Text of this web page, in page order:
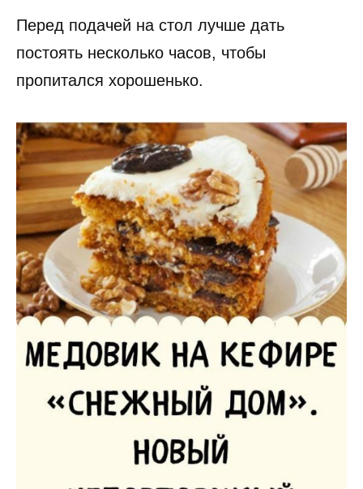
Перед подачей на стол лучше дать
постоять несколько часов, чтобы
пропитался хорошенько.